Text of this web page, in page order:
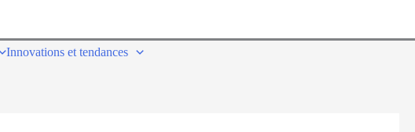
Innovations et tendances